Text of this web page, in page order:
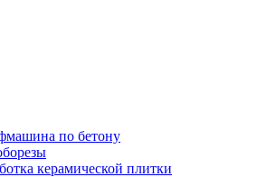
по бетону
керамической плитки